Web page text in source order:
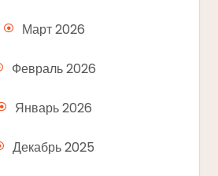
Март 2026
Февраль 2026
Январь 2026
Декабрь 2025